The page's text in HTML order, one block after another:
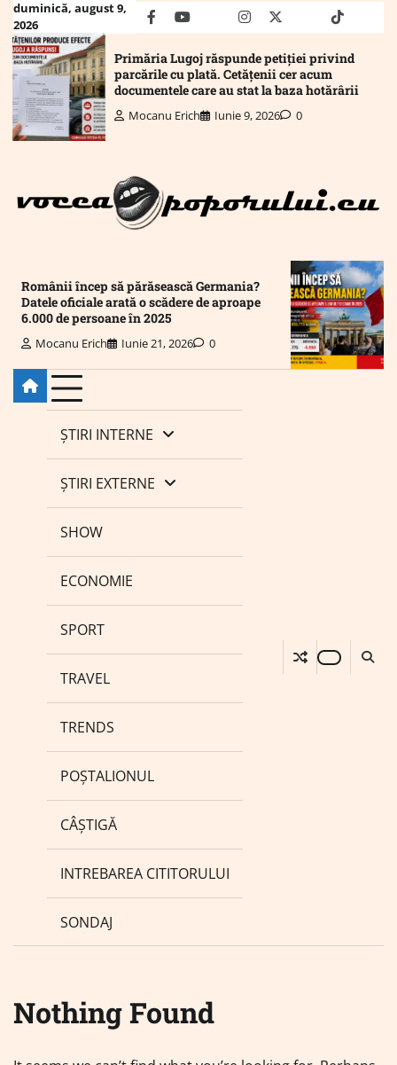
Skip
content
duminică, august 9,
2026
facebookyoutubeMailinstagram
twitter truthtiktok
Primăria Lugoj răspunde petiției privind
parcările cu plată. Cetățenii cer acum
documentele care au stat la baza hotărârii
Mocanu Erich Iunie 9, 2026 0
Românii încep să părăsească Germania?
Datele oficiale arată o scădere de aproape
6.000 de persoane în 2025
Mocanu Erich Iunie 21, 2026 0
ȘTIRI INTERNE
ȘTIRI EXTERNE
SHOW
ECONOMIE
SPORT
TRAVEL
TRENDS
POȘTALIONUL
CÂȘTIGĂ
INTREBAREA CITITORULUI
SONDAJ
Nothing Found